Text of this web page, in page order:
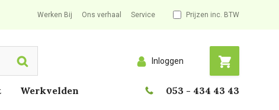
Werken Bij Ons verhaal Service Prijzen inc. BTW
Search Inloggen
Werkvelden 053 - 434 43 43